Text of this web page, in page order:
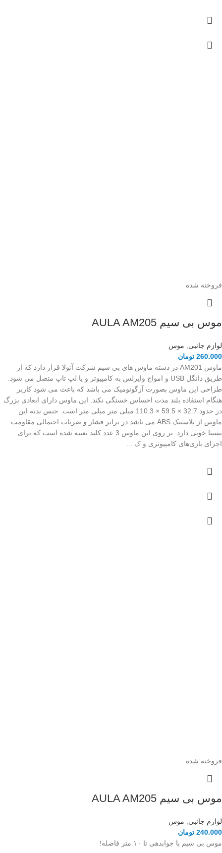
فروخته شده
موس بی سیم AULA AM205
لوازم جانبی, موس
260.000 تومان
ماوس AM201 در دسته ماوس های بی سیم شرکت آئولا قرار دارد که از
طریق دانگل USB و امواج وایرلس به کامپیوتر و یا لپ تاپ متصل می شود.
طراحی این ماوس بصورت آرگونومیک می باشد که باعث می شود کاربر
هنگام استفاده بلند مدت احساس خستگی نکند. این ماوس دارای ابعادی بزرگ
در حدود 32.7 × 59.5 × 110.3 میلی متر میلی متر است. جنس بدنه این
ماوس از پلاستیک ABS می باشد در برابر فشار و ضربات احتمالی مقاومت
نسبتا خوبی دارد. بر روی این ماوس 3 عدد کلید تعبیه شده است که برای
اجرای بازی‌های کامپیوتری و ک ...
فروخته شده
موس بی سیم AULA AM205
لوازم جانبی, موس
240.000 تومان
موس بی سیم با جوابدهی تا ۱۰ متر فاصله!